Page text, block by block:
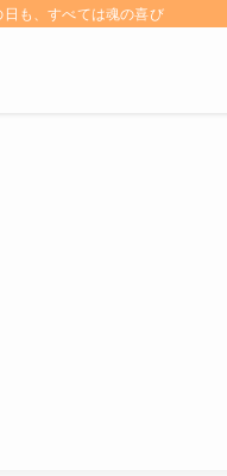
も、すべては魂の喜び